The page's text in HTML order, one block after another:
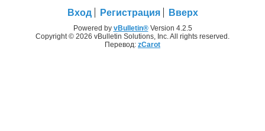
Вход Регистрация Вверх
Powered by vBulletin®Version 4.2.5
Copyright © 2026 vBulletin Solutions, Inc. All rights reserved.
Перевод: zCarot